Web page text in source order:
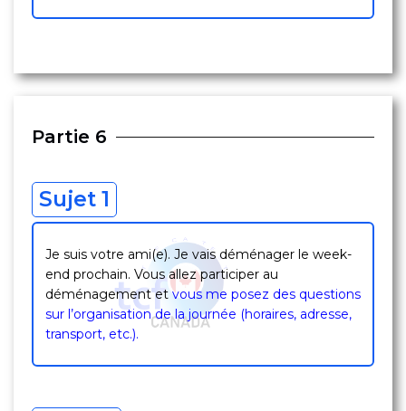
Partie 6
Sujet 1
Je suis votre ami(e). Je vais déménager le week-
end prochain. Vous allez participer au
déménagement etvous me posez des questions
sur l’organisation de la journée (horaires, adresse,
transport, etc.).